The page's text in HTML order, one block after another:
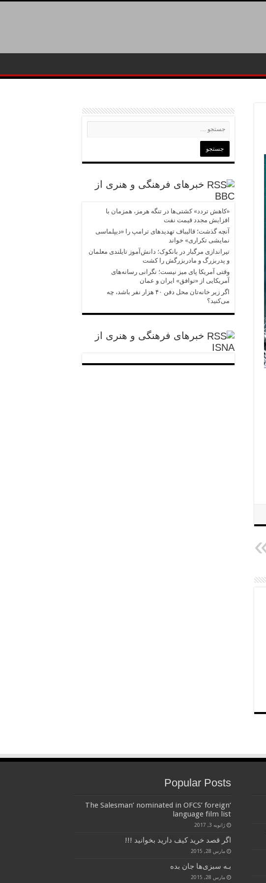
خبرهای فرهنگی و هنری از
BBC
«کاهش تردد» کشتی‌ها در تنگه هرمز، همزمان با
افزایش مجدد قیمت نفت
آنچه گذشت؛ قالیباف تهدیدهای ترامپ را «دیپلماسی
نمایشی تکراری» خواند
تیراندازی مرگبار در بانکوک؛ دانش‌آموز تایلندی معلمان
و پدربزرگ و مادربزرگش را کشت
وقتی آمریکا پای میز نیست؛ نگرانی رسانه‌های
آمریکایی از «توافق» ایران و عمان
اگر زیر خانه‌تان محل دفن ۴۰ هزار نفر باشد، چه
می‌کنید؟
خبرهای فرهنگی و هنری از
ISNA
Popular Posts
‘The Salesman’ nominated in OFCS’ foreign
language film list
ژانویه 3, 2017
اگر قصد خرید کیف دارید بخوانید !!!
مارس 28, 2015
بـه سبزی‌ها جان بده
مارس 28, 2015